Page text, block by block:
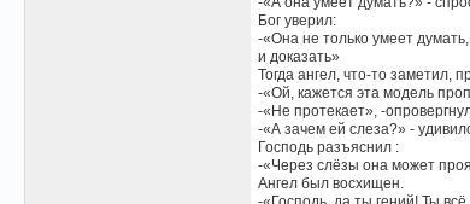
Бог уверил:
-«Она не только умеет
и доказать»
Тогда ангел, что-то заметил,
-«Ой, кажется эта модель
-«Не протекает», -
-«А зачем ей слеза?» -
Господь разъяснил :
-«Через слёзы она может
Ангел был восхищен.